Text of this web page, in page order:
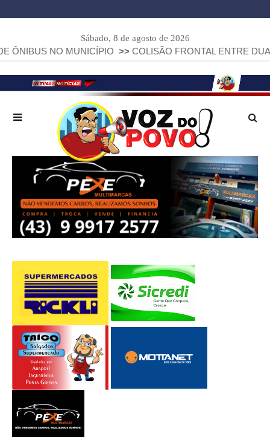
Sábado, 8 de agosto de 2026
NO MUNICÍPIO >> COLISÃO FRONTAL ENTRE DUAS FIAT